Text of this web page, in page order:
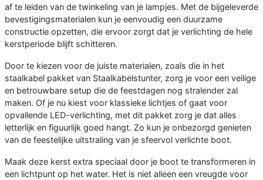
af te leiden van de twinkeling van je lampjes. Met de bijgeleverde
bevestigingsmaterialen kun je eenvoudig een duurzame
constructie opzetten, die ervoor zorgt dat je verlichting de hele
kerstperiode blijft schitteren.
Door te kiezen voor de juiste materialen, zoals die in het
staalkabel pakket van Staalkabelstunter, zorg je voor een veilige
en betrouwbare setup die de feestdagen nog stralender zal
maken. Of je nu kiest voor klassieke lichtjes of gaat voor
opvallende LED-verlichting, met dit pakket zorg je dat alles
letterlijk en figuurlijk goed hangt. Zo kun je onbezorgd genieten
van de feestelijke uitstraling van je sfeervol verlichte boot.
Maak deze kerst extra speciaal door je boot te transformeren in
een lichtpunt op het water. Het is niet alleen een vreugde voor